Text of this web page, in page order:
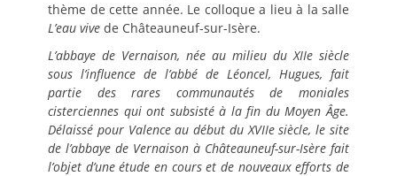
thème de cette année. Le colloque a lieu à la salle
L’eau vive de Châteauneuf-sur-Isère.
L’abbaye de Vernaison, née au milieu du XIIe siècle
sous l’influence de l’abbé de Léoncel, Hugues, fait
partie des rares communautés de moniales
cisterciennes qui ont subsisté à la fin du Moyen Âge.
Délaissé pour Valence au début du XVIIe siècle, le site
de l’abbaye de Vernaison à Châteauneuf-sur-Isère fait
l’objet d’une étude en cours et de nouveaux efforts de